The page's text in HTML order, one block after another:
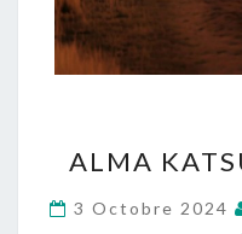
ALMA
3 Octobre 2024